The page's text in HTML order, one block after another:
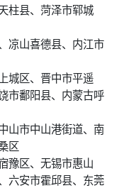
柱县、菏泽市郓城
凉山喜德县、内江市
城区、晋中市平遥
市鄱阳县、内蒙古呼
山市中山港街道、南
区
豫区、无锡市惠山
六安市霍邱县、东莞